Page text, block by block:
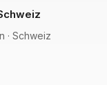
· Schweiz